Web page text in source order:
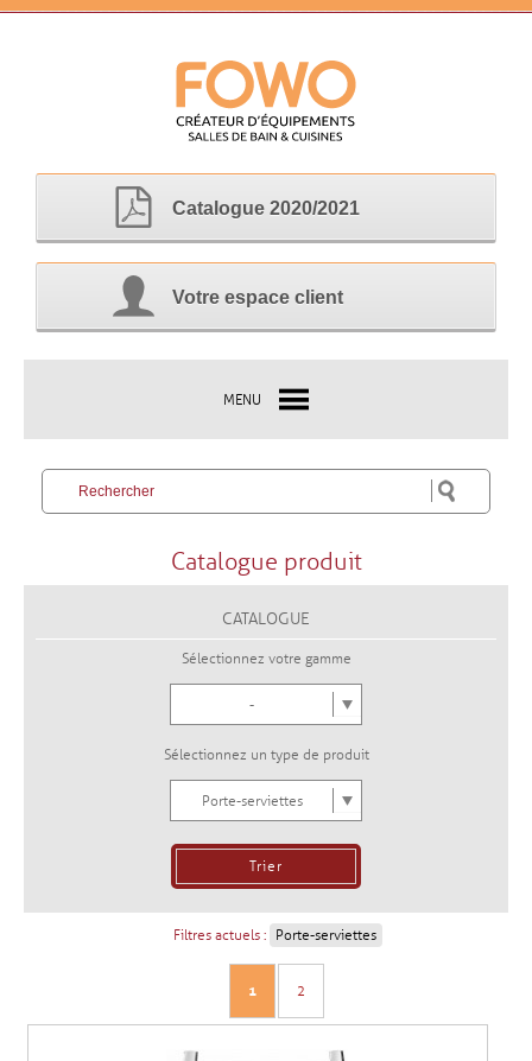
Catalogue 2020/2021
Votre espace client
MENU
Catalogue produit
CATALOGUE
Sélectionnez votre gamme
-
Sélectionnez un type de produit
Porte-serviettes
Filtres actuels : Porte-serviettes
1 2